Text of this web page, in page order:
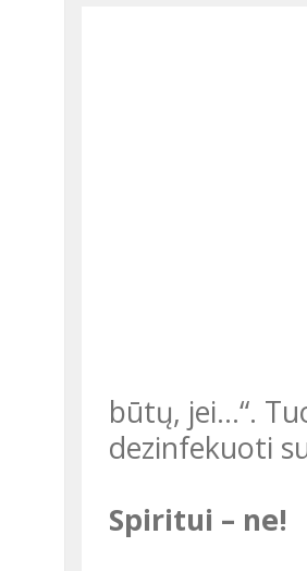
būtų, jei...“.
dezinfekuoti
Spiritui – ne!